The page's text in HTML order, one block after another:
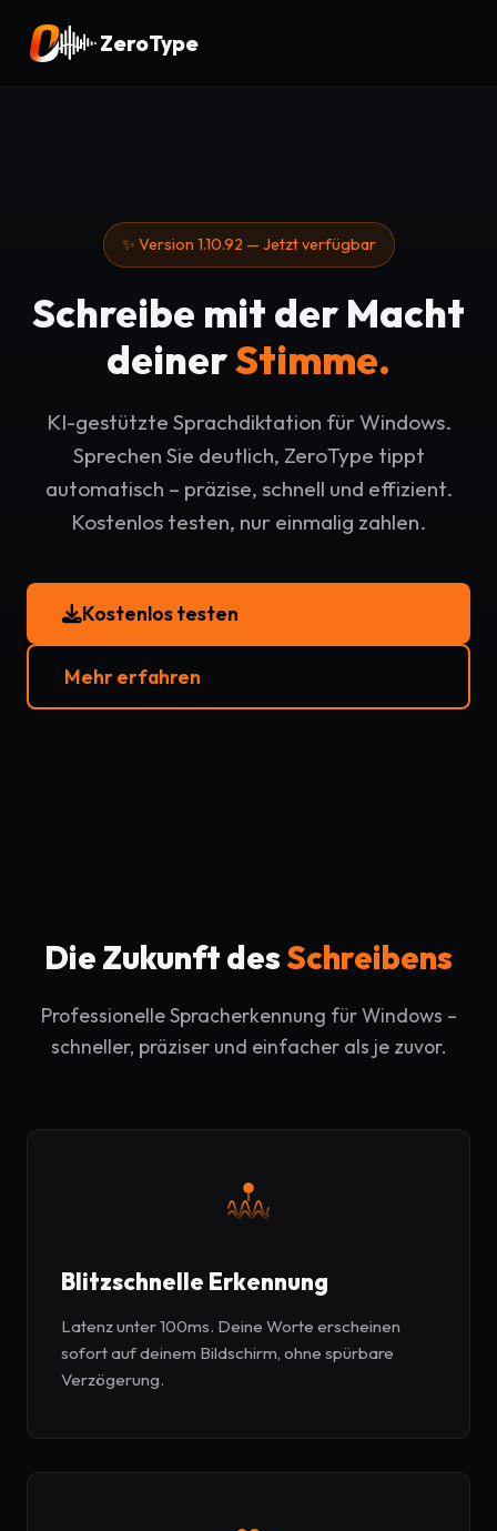
ZeroType
✨ Version 1.10.92 — Jetzt verfügbar
Schreibe mit der Macht
deinerStimme.
KI-gestützte Sprachdiktation für Windows.
Sprechen Sie deutlich, ZeroType tippt
automatisch – präzise, schnell und effizient.
Kostenlos testen, nur einmalig zahlen.
Kostenlos testen
Mehr erfahren
Die Zukunft desSchreibens
Professionelle Spracherkennung für Windows –
schneller, präziser und einfacher als je zuvor.
Blitzschnelle Erkennung
Latenz unter 100ms. Deine Worte erscheinen
sofort auf deinem Bildschirm, ohne spürbare
Verzögerung.